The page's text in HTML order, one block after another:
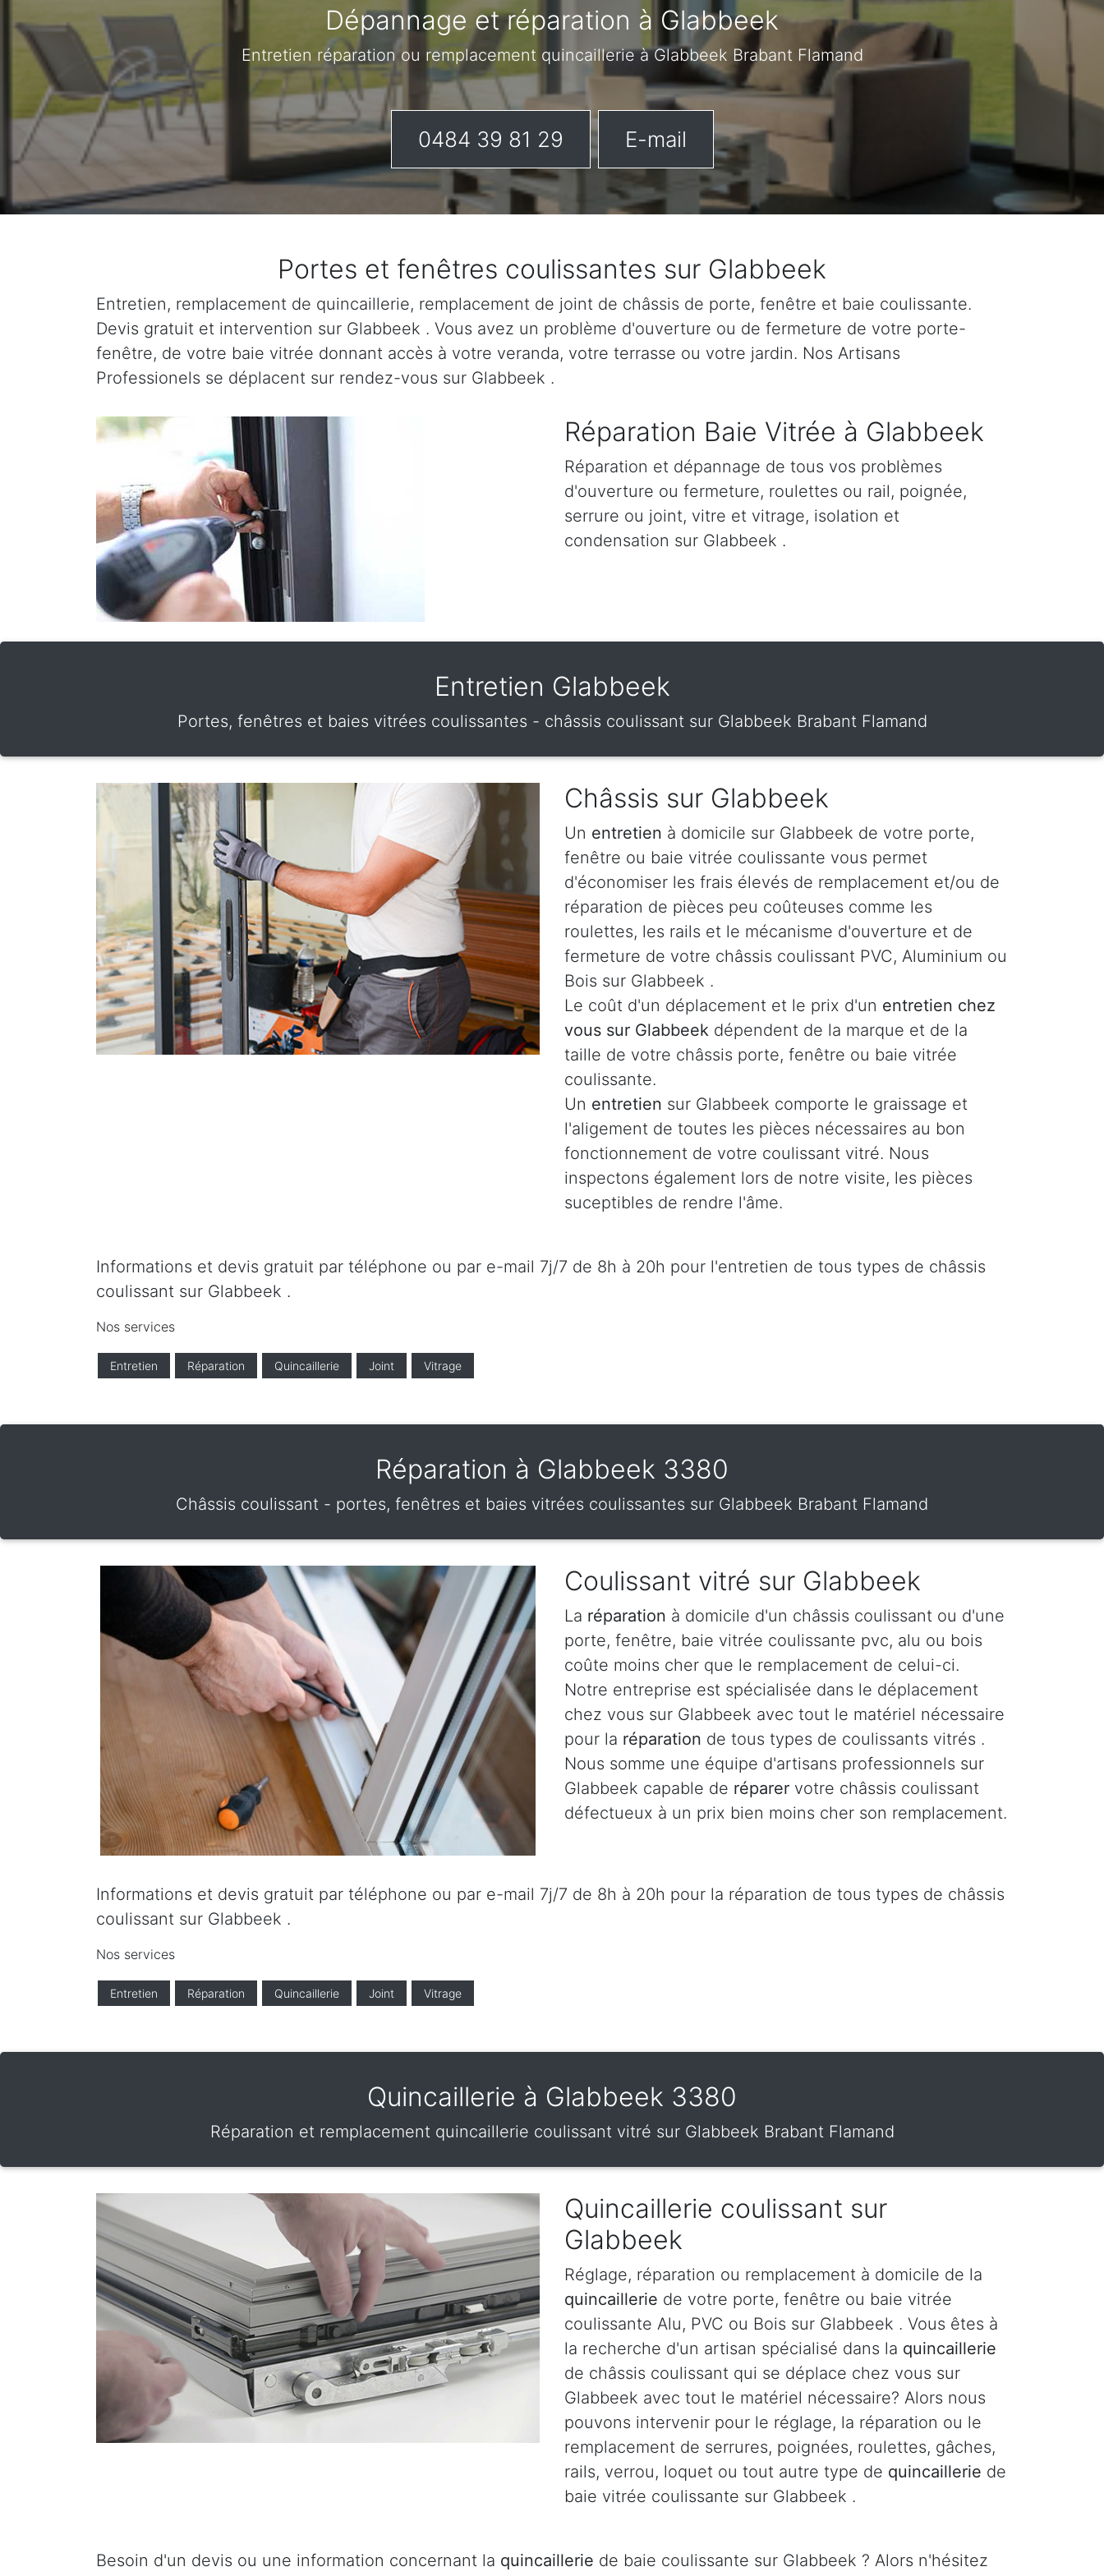
Dépannage et réparation à Glabbeek
Entretien réparation ou remplacement quincaillerie à Glabbeek Brabant Flamand
0484 39 81 29 E-mail
Portes et fenêtres coulissantes sur Glabbeek
Entretien, remplacement de quincaillerie, remplacement de joint de châssis de porte, fenêtre et baie coulissante.
Devis gratuit et intervention sur Glabbeek . Vous avez un problème d'ouverture ou de fermeture de votre porte-
fenêtre, de votre baie vitrée donnant accès à votre veranda, votre terrasse ou votre jardin. Nos Artisans
Professionels se déplacent sur rendez-vous sur Glabbeek .
Réparation Baie Vitrée à Glabbeek
Réparation et dépannage de tous vos problèmes
d'ouverture ou fermeture, roulettes ou rail, poignée,
serrure ou joint, vitre et vitrage, isolation et
condensation sur Glabbeek .
Entretien Glabbeek
Portes, fenêtres et baies vitrées coulissantes - châssis coulissant sur Glabbeek Brabant Flamand
Châssis sur Glabbeek
Un entretien à domicile sur Glabbeek de votre porte,
fenêtre ou baie vitrée coulissante vous permet
d'économiser les frais élevés de remplacement et/ou de
réparation de pièces peu coûteuses comme les
roulettes, les rails et le mécanisme d'ouverture et de
fermeture de votre châssis coulissant PVC, Aluminium ou
Bois sur Glabbeek .
Le coût d'un déplacement et le prix d'un entretien chez
vous sur Glabbeek dépendent de la marque et de la
taille de votre châssis porte, fenêtre ou baie vitrée
coulissante.
Un entretien sur Glabbeek comporte le graissage et
l'aligement de toutes les pièces nécessaires au bon
fonctionnement de votre coulissant vitré. Nous
inspectons également lors de notre visite, les pièces
suceptibles de rendre l'âme.
Informations et devis gratuit par téléphone ou par e-mail 7j/7 de 8h à 20h pour l'entretien de tous types de châssis
coulissant sur Glabbeek .
Nos services
Entretien Réparation Quincaillerie Joint Vitrage
Réparation à Glabbeek 3380
Châssis coulissant - portes, fenêtres et baies vitrées coulissantes sur Glabbeek Brabant Flamand
Coulissant vitré sur Glabbeek
La réparation à domicile d'un châssis coulissant ou d'une
porte, fenêtre, baie vitrée coulissante pvc, alu ou bois
coûte moins cher que le remplacement de celui-ci.
Notre entreprise est spécialisée dans le déplacement
chez vous sur Glabbeek avec tout le matériel nécessaire
pour la réparation de tous types de coulissants vitrés .
Nous somme une équipe d'artisans professionnels sur
Glabbeek capable de réparer votre châssis coulissant
défectueux à un prix bien moins cher son remplacement.
Informations et devis gratuit par téléphone ou par e-mail 7j/7 de 8h à 20h pour la réparation de tous types de châssis
coulissant sur Glabbeek .
Nos services
Entretien Réparation Quincaillerie Joint Vitrage
Quincaillerie à Glabbeek 3380
Réparation et remplacement quincaillerie coulissant vitré sur Glabbeek Brabant Flamand
Quincaillerie coulissant sur
Glabbeek
Réglage, réparation ou remplacement à domicile de la
quincaillerie de votre porte, fenêtre ou baie vitrée
coulissante Alu, PVC ou Bois sur Glabbeek . Vous êtes à
la recherche d'un artisan spécialisé dans la quincaillerie
de châssis coulissant qui se déplace chez vous sur
Glabbeek avec tout le matériel nécessaire? Alors nous
pouvons intervenir pour le réglage, la réparation ou le
remplacement de serrures, poignées, roulettes, gâches,
rails, verrou, loquet ou tout autre type de quincaillerie de
baie vitrée coulissante sur Glabbeek .
Besoin d'un devis ou une information concernant la quincaillerie de baie coulissante sur Glabbeek ? Alors n'hésitez